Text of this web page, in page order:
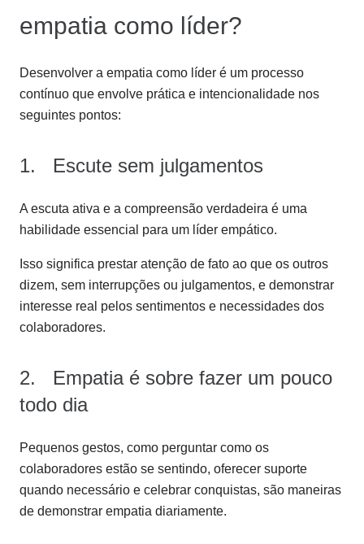
empatia como líder?
Desenvolver a empatia como líder é um processo
contínuo que envolve prática e intencionalidade nos
seguintes pontos:
1. Escute sem julgamentos
A escuta ativa e a compreensão verdadeira é uma
habilidade essencial para um líder empático.
Isso significa prestar atenção de fato ao que os outros
dizem, sem interrupções ou julgamentos, e demonstrar
interesse real pelos sentimentos e necessidades dos
colaboradores.
2. Empatia é sobre fazer um pouco
todo dia
Pequenos gestos, como perguntar como os
colaboradores estão se sentindo, oferecer suporte
quando necessário e celebrar conquistas, são maneiras
de demonstrar empatia diariamente.